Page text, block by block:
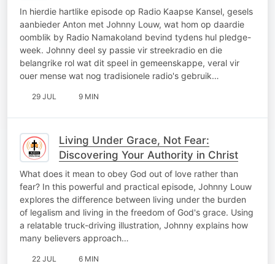
In hierdie hartlike episode op Radio Kaapse Kansel, gesels
aanbieder Anton met Johnny Louw, wat hom op daardie
oomblik by Radio Namakoland bevind tydens hul pledge-
week. Johnny deel sy passie vir streekradio en die
belangrike rol wat dit speel in gemeenskappe, veral vir
ouer mense wat nog tradisionele radio's gebruik…
29 JUL 9 MIN
Living Under Grace, Not Fear:
Discovering Your Authority in Christ
What does it mean to obey God out of love rather than
fear? In this powerful and practical episode, Johnny Louw
explores the difference between living under the burden
of legalism and living in the freedom of God's grace. Using
a relatable truck-driving illustration, Johnny explains how
many believers approach…
22 JUL 6 MIN